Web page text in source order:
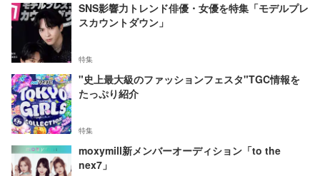
SNS影響力トレンド俳優・女優を特集「モデルプレ
スカウントダウン」
特集
"史上最大級のファッションフェスタ"TGC情報を
たっぷり紹介
特集
moxymill新メンバーオーディション「to the
nex7」